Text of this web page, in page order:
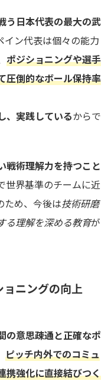
う日本代表の最大の武
イン代表は個々の能力
ポジショニングや選手
圧倒的なボール保持率
、実践しているからで
戦術理解力を持つこと
世界基準のチームに近
ため、今後は技術研磨
る理解を深める教育が
ニングの向上
の意思疎通と正確なポ
ピッチ内外でのコミュ
携強化に直接結びつく